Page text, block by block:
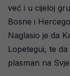
već i u cijeloj
Bosne i
Naglasio je da
Lopetegui, te
plasman na